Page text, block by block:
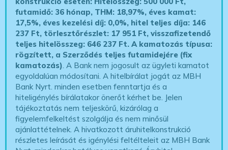
futamidő: 36 hónap, THM: 18,97%, éves kamat:
17,5%, éves kezelési díj: 0,0%, hitel teljes díja: 146
237 Ft, törlesztőrészlet: 17 951 Ft, visszafizetendő
teljes hitelösszeg: 646 237 Ft.A kamatozás típusa:
rögzített, a Szerződés teljes futamidejére (fix
kamatozás). A Bank nem jogosult az ügyleti kamatot
egyoldalúan módosítani. A hitelbírálat jogát az MBH
Bank Nyrt. minden esetben fenntartja és a
hiteligénylés bírálatakor önerőt kérhet be. Jelen
tájékoztatás nem teljeskörű, kizárólag a
figyelemfelkeltést szolgálja és nem minősül
ajánlattételnek. A hivatkozott áruhitelkonstrukció
részletes leírását és igénylési feltélteleit az MBH Bank